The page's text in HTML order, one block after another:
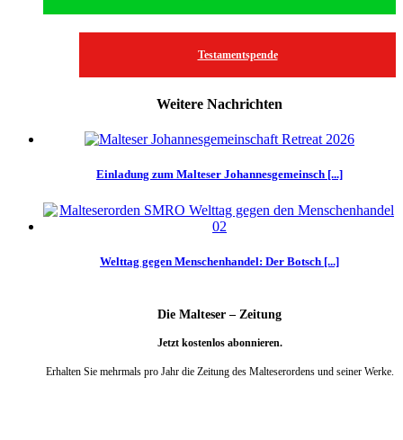
Testamentspende
Weitere Nachrichten
Einladung zum Malteser Johannesgemeinsch [...]
Welttag gegen Menschenhandel: Der Botsch [...]
Die Malteser – Zeitung
Jetzt kostenlos abonnieren.
Erhalten Sie mehrmals pro Jahr die Zeitung des Malteserordens und seiner Werke.